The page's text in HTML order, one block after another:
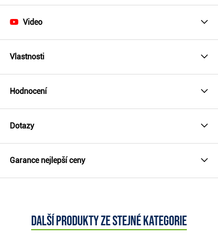
Video
Vlastnosti
Hodnocení
Dotazy
Garance nejlepší ceny
Další produkty ze stejné kategorie